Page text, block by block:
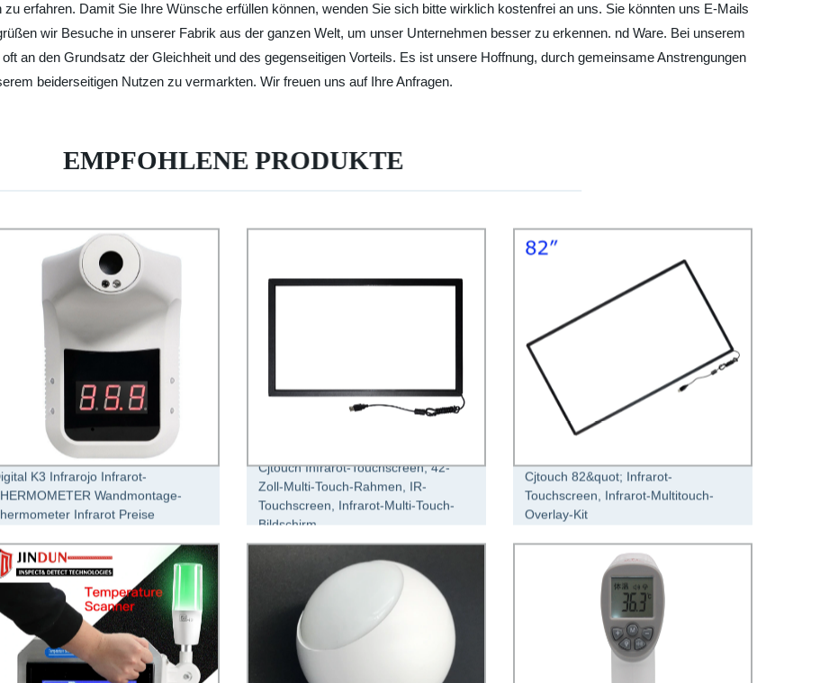
erfahren. Damit Sie Ihre Wünsche erfüllen können, wenden Sie sich bitte wirklich kostenfrei an uns. Sie könnten uns E-Mails
wir Besuche in unserer Fabrik aus der ganzen Welt, um unser Unternehmen besser zu erkennen. nd Ware. Bei unserem
an den Grundsatz der Gleichheit und des gegenseitigen Vorteils. Es ist unsere Hoffnung, durch gemeinsame Anstrengungen
beiderseitigen Nutzen zu vermarkten. Wir freuen uns auf Ihre Anfragen.
EMPFOHLENE PRODUKTE
K3 Infrarojo Infrarot-
Wandmontage-
Infrarot Preise
Cjtouch Infrarot-Touchscreen, 42-
Zoll-Multi-Touch-Rahmen, IR-
Touchscreen, Infrarot-Multi-Touch-
Bildschirm
Cjtouch 82&quot; Infrarot-
Touchscreen, Infrarot-Multitouch-
Overlay-Kit